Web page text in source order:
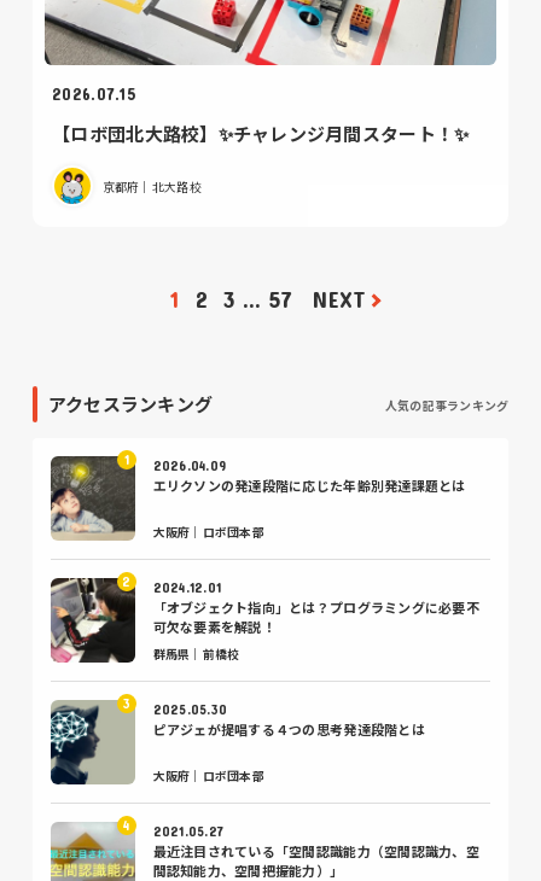
2026.07.15
【ロボ団北大路校】✨チャレンジ月間スタート！✨
京都府｜北大路校
1 2 3 … 57 NEXT
アクセスランキング 人気の記事ランキング
2026.04.09
エリクソンの発達段階に応じた年齢別発達課題とは
大阪府｜ロボ団本部
2024.12.01
「オブジェクト指向」とは？プログラミングに必要不
可欠な要素を解説！
群馬県｜前橋校
2025.05.30
ピアジェが提唱する４つの思考発達段階とは
大阪府｜ロボ団本部
2021.05.27
最近注目されている「空間認識能力（空間認識力、空
間認知能力、空間把握能力）」